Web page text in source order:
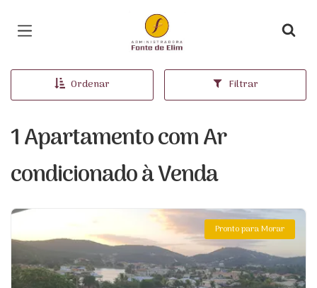
Página inicial
Ordenar Filtrar
1 Apartamento com Ar
condicionado à Venda
Pronto para Morar